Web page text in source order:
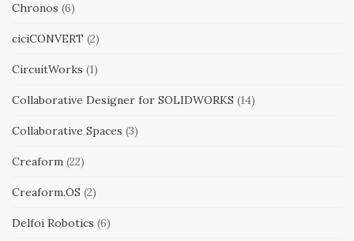
Chronos (6)
ciciCONVERT (2)
CircuitWorks (1)
Collaborative Designer for SOLIDWORKS (14)
Collaborative Spaces (3)
Creaform (22)
Creaform.OS (2)
Delfoi Robotics (6)